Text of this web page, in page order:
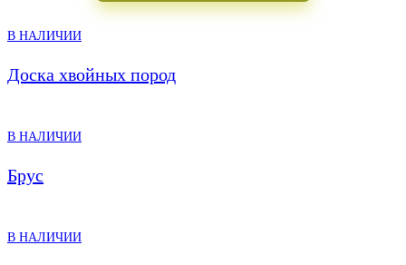
В НАЛИЧИИ
Доска хвойных пород
В НАЛИЧИИ
Брус
В НАЛИЧИИ